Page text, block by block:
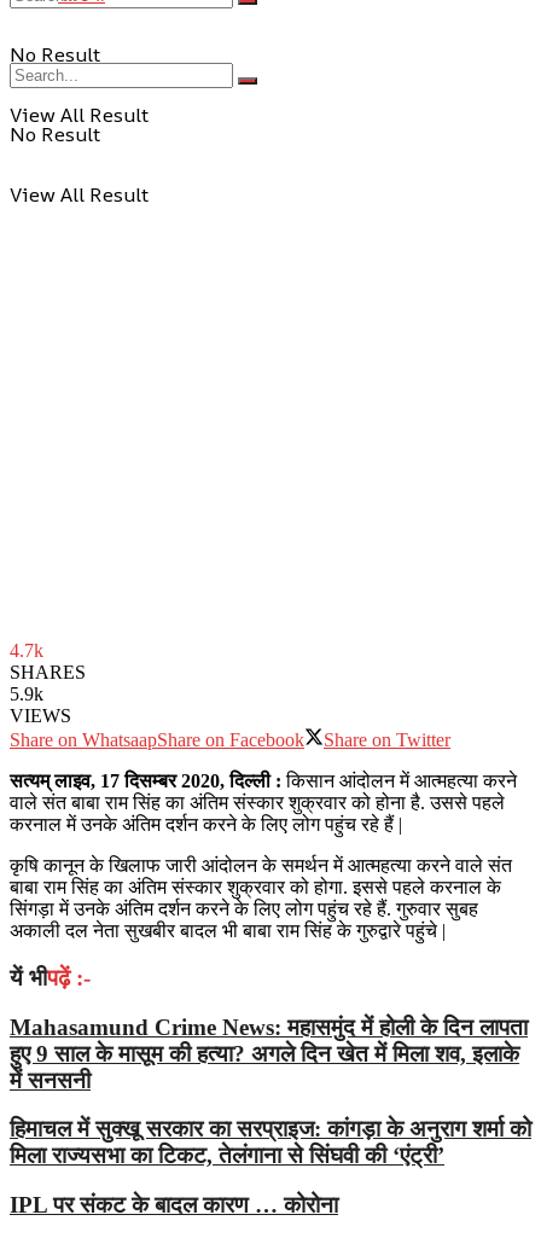
No Result
View All Result
No Result
View All Result
4.7k
SHARES
5.9k
VIEWS
Share on WhatsaapShare on Facebook
Share on Twitter
सत्‍यम् लाइव, 17 दिसम्बर 2020, दिल्ली : किसान आंदोलन में आत्महत्या करने
वाले संत बाबा राम सिंह का अंतिम संस्कार शुक्रवार को होना है. उससे पहले
करनाल में उनके अंतिम दर्शन करने के लिए लोग पहुंच रहे हैं |
कृषि कानून के खिलाफ जारी आंदोलन के समर्थन में आत्महत्या करने वाले संत
बाबा राम सिंह का अंतिम संस्कार शुक्रवार को होगा. इससे पहले करनाल के
सिंगड़ा में उनके अंतिम दर्शन करने के लिए लोग पहुंच रहे हैं. गुरुवार सुबह
अकाली दल नेता सुखबीर बादल भी बाबा राम सिंह के गुरुद्वारे पहुंचे |
यें भीपढ़ें :-
Mahasamund Crime News: महासमुंद में होली के दिन लापता
हुए 9 साल के मासूम की हत्या? अगले दिन खेत में मिला शव, इलाके
में सनसनी
हिमाचल में सुक्खू सरकार का सरप्राइज: कांगड़ा के अनुराग शर्मा को
मिला राज्यसभा का टिकट, तेलंगाना से सिंघवी की ‘एंट्री’
IPL पर संकट के बादल कारण … कोरोना